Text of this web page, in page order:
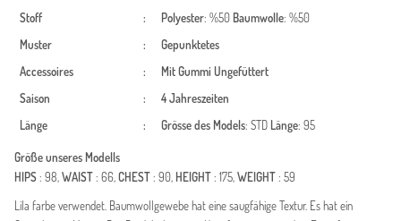
Stoff
: Polyester: %50 Baumwolle: %50
Muster
:
Gepunktetes
Accessoires
: Mit Gummi Ungefüttert
Saison
:
4 Jahreszeiten
Länge
: Grösse des Models: STD Länge: 95
Größe unseres Modells
HIPS: 98,WAIST: 66,CHEST: 90, HEIGHT: 175,WEIGHT: 59
Lila farbe verwendet. Baumwollgewebe hat eine saugfähige Textur. Es hat ein